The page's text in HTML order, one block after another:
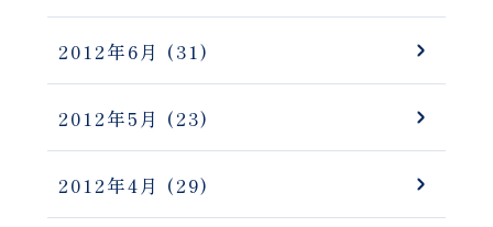
2012年6月 (31)
2012年5月 (23)
2012年4月 (29)